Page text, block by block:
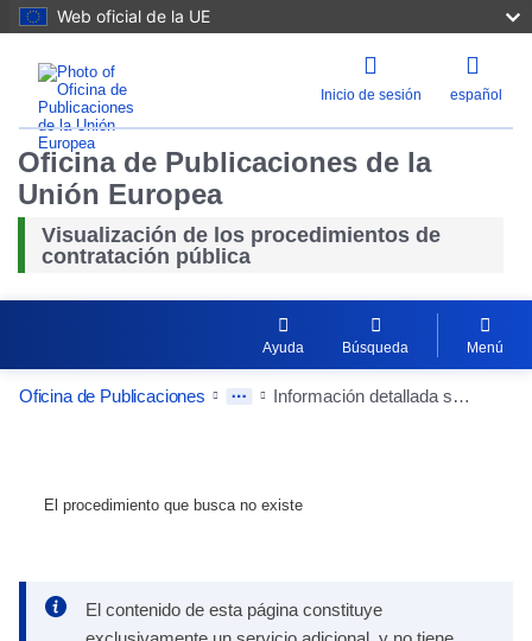
Web oficial de la UE
Inicio de sesión español
Oficina de Publicaciones de la
Unión Europea
Visualización de los procedimientos de
contratación pública
Ayuda Búsqueda Menú
Oficina de Publicaciones Información detallada sobre la contratación pública
El procedimiento que busca no existe
El contenido de esta página constituye